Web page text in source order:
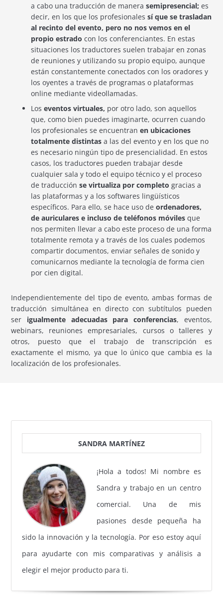
a cabo una traducción de manerasemipresencial;es
decir, en los que los profesionales sí que se trasladan
al recinto del evento, pero no nos vemos en el
propio estrado con los conferenciantes. En estas
situaciones los traductores suelen trabajar en zonas
de reuniones y utilizando su propio equipo, aunque
están constantemente conectados con los oradores y
los oyentes a través de programas o plataformas
online mediante videollamadas.
Loseventos virtuales, por otro lado, son aquellos
que, como bien puedes imaginarte, ocurren cuando
los profesionales se encuentranen ubicaciones
totalmente distintas a las del evento y en los que no
es necesario ningún tipo de presencialidad. En estos
casos, los traductores pueden trabajar desde
cualquier sala y todo el equipo técnico y el proceso
de traducción se virtualiza por completo gracias a
las plataformas y a los softwares lingüísticos
específicos. Para ello, se hace uso de ordenadores,
de auriculares e incluso de teléfonos móviles que
nos permiten llevar a cabo este proceso de una forma
totalmente remota y a través de los cuales podemos
compartir documentos, enviar señales de sonido y
comunicarnos mediante la tecnología de forma cien
por cien digital.
Independientemente del tipo de evento, ambas formas de
traducción simultánea en directo con subtítulos pueden
ser igualmente adecuadas para conferencias, eventos,
webinars, reuniones empresariales, cursos o talleres y
otros, puesto que el trabajo de transcripción es
exactamente el mismo, ya que lo único que cambia es la
localización de los profesionales.
SANDRA MARTÍNEZ
¡Hola a todos! Mi nombre es
Sandra y trabajo en un centro
comercial. Una de mis
pasiones desde pequeña ha
sido la innovación y la tecnología. Por eso estoy aquí
para ayudarte con mis comparativas y análisis a
elegir el mejor producto para ti.